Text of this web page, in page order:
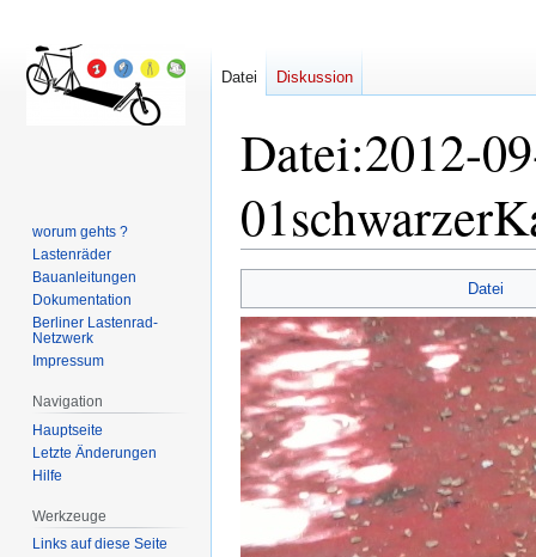
Datei:2012-
Navigation
springen
Suche
springen
Datei
Datei Diskussion
worum gehts ?
Lastenräder
Bauanleitungen
Dokumentation
Berliner Lastenrad-
Netzwerk
Impressum
Navigation
Hauptseite
Letzte Änderungen
Hilfe
Werkzeuge
Links auf diese Seite